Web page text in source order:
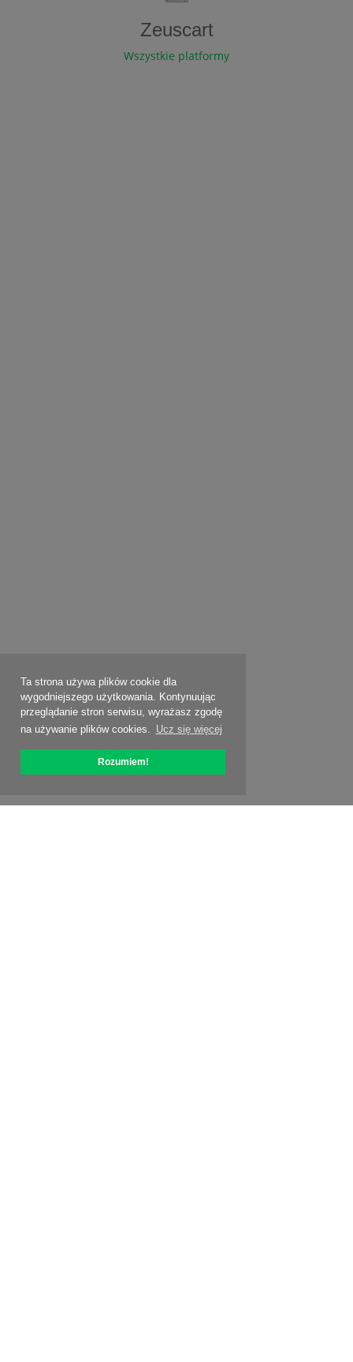
Ta strona używa plików cookie dla
wygodniejszego użytkowania. Kontynuując
przeglądanie stron serwisu, wyrażasz zgodę
na używanie plików cookies. Ucz się więcej
Rozumiem!
Zeuscart
Wszystkie platformy